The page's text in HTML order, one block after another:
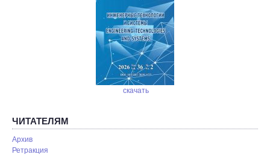
скачать
ЧИТАТЕЛЯМ
Архив
Ретракция